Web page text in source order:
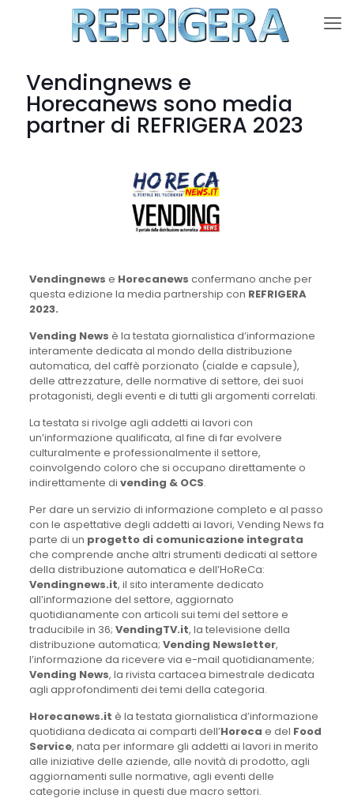
Vendingnews e
Horecanews sono media
partner di REFRIGERA 2023
Vendingnews e Horecanews confermano anche per
questa edizione la media partnership con REFRIGERA
2023.
Vending News è la testata giornalistica d’informazione
interamente dedicata al mondo della distribuzione
automatica, del caffè porzionato (cialde e capsule),
delle attrezzature, delle normative di settore, dei suoi
protagonisti, degli eventi e di tutti gli argomenti correlati.
La testata si rivolge agli addetti ai lavori con
un’informazione qualificata, al fine di far evolvere
culturalmente e professionalmente il settore,
coinvolgendo coloro che si occupano direttamente o
indirettamente di vending & OCS.
Per dare un servizio di informazione completo e al passo
con le aspettative degli addetti ai lavori, Vending News fa
parte di un progetto di comunicazione integrata
che comprende anche altri strumenti dedicati al settore
della distribuzione automatica e dell’HoReCa:
Vendingnews.it, il sito interamente dedicato
all’informazione del settore, aggiornato
quotidianamente con articoli sui temi del settore e
traducibile in 36; VendingTV.it, la televisione della
distribuzione automatica; Vending Newsletter,
l’informazione da ricevere via e-mail quotidianamente;
Vending News, la rivista cartacea bimestrale dedicata
agli approfondimenti dei temi della categoria.
Horecanews.it è la testata giornalistica d’informazione
quotidiana dedicata ai comparti dell’Horeca e del Food
Service, nata per informare gli addetti ai lavori in merito
alle iniziative delle aziende, alle novità di prodotto, agli
aggiornamenti sulle normative, agli eventi delle
categorie incluse in questi due macro settori.